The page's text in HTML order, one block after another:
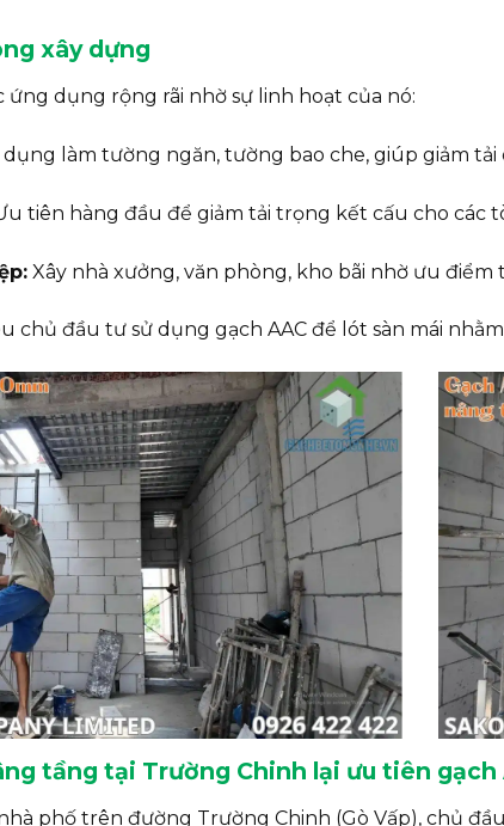
xây dựng
ứng dụng rộng rãi nhờ sự linh hoạt của nó:
làm tường ngăn, tường bao che, giúp giảm tải
tiên hàng đầu để giảm tải trọng kết cấu cho các
Xây nhà xưởng, văn phòng, kho bãi nhờ ưu
chủ đầu tư sử dụng gạch AAC để lót sàn mái
tầng tại Trường Chinh lại ưu tiên gạch
phố trên đường Trường Chinh (Gò Vấp), chủ